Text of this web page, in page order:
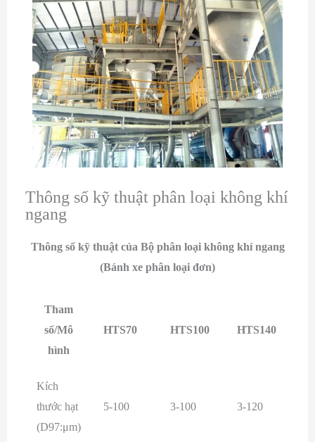
Thông số kỹ thuật phân loại không khí
ngang
Thông số kỹ thuật của Bộ phân loại không khí ngang
(Bánh xe phân loại đơn)
Tham
số/Mô
hình
HTS70 HTS100 HTS140
Kích
thước hạt
(D97:μm)
5-100 3-100 3-120